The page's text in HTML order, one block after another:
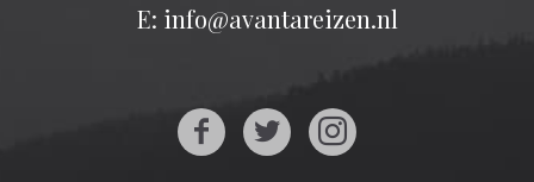
E: info@avantareizen.nl